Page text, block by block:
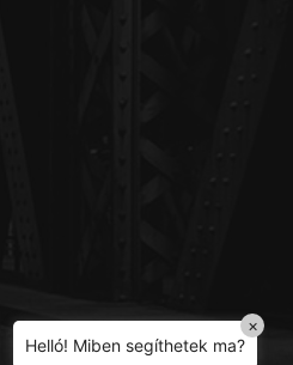
Helló! Miben segíthetek ma?
×